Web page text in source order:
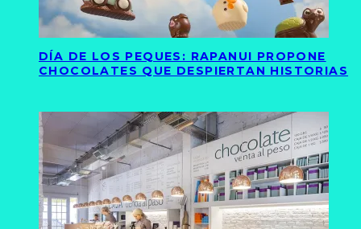
DÍA DE LOS PEQUES: RAPANUI PROPONE
CHOCOLATES QUE DESPIERTAN HISTORIAS